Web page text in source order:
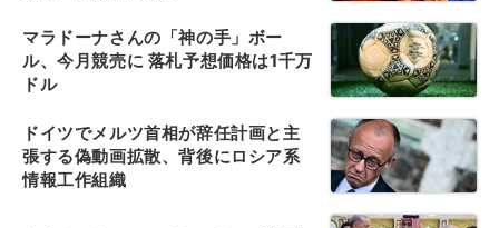
マラドーナさんの「神の手」ボー
ル、今月競売に 落札予想価格は1千万
ドル
ドイツでメルツ首相が辞任計画と主
張する偽動画拡散、背後にロシア系
情報工作組織